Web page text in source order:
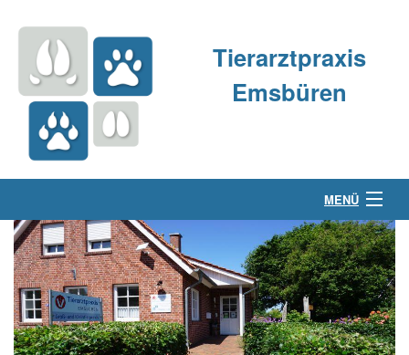
Tierarztpraxis
Emsbüren
MENÜ
Über uns
Kleintierpraxis
Großtierpraxis